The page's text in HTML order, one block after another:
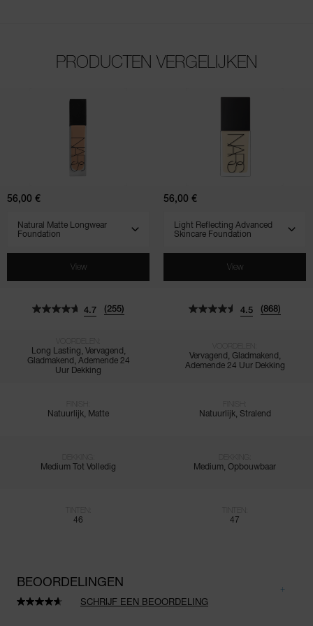
PRODUCTEN VERGELIJKEN
Natural
Matte
Longwear
Foundation
56,00 €
View
4.7 (255)
Long Lasting, Vervagend,
Gladmakend, Ademende 24
Uur Dekking
Natuurlijk, Matte
Medium Tot Volledig
46
Light
Reflecting
Advanced
Skincare
56,00 €
View
4.5 (868)
Vervagend, Gladmakend,
Ademende 24 Uur Dekking
Natuurlijk, Stralend
Medium, Opbouwbaar
47
BEOORDELINGEN
SCHRIJF EEN BEOORDELING